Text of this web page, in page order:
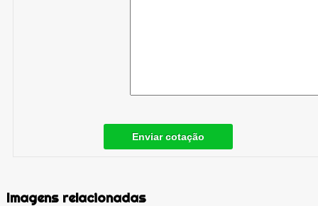
Enviar cotação
Imagens relacionadas